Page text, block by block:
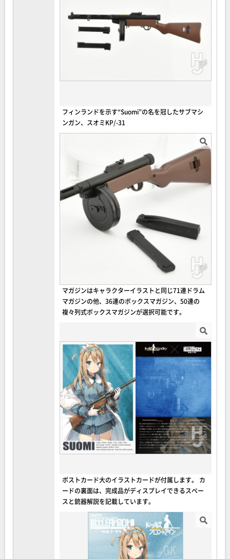
フィンランドを示す“Suomi”の名を冠したサブマシ
ンガン、スオミKP/-31
マガジンはキャラクターイラストと同じ71連ドラム
マガジンの他、36連のボックスマガジン、50連の
複々列式ボックスマガジンが選択可能です。
ポストカード大のイラストカードが付属します。 カ
ードの裏面は、完成品がディスプレイできるスペー
スと銃器解説を記載しています。